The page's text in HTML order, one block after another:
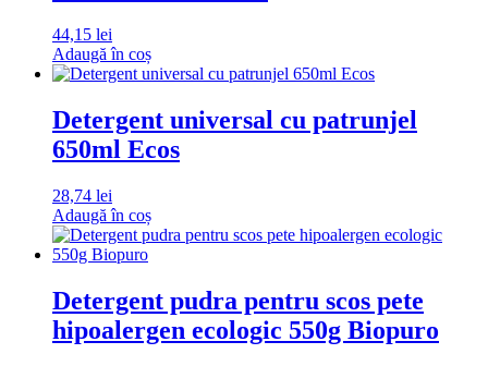
44,15 lei
Adaugă în coș
Detergent universal cu patrunjel
650ml Ecos
28,74 lei
Adaugă în coș
Detergent pudra pentru scos pete
hipoalergen ecologic 550g Biopuro